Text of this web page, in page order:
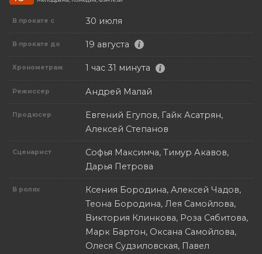
В прокате с 30 июля
В прокате до 19 августа
Хронометраж 1 час 31 минута
Режиссер Андрей Малай
Продюсер
Евгений Егупов, Гайк Асатрян,
Алексей Степанов
Сценарист
Софья Максимча, Тимур Акавов,
Дарья Петрова
В ролях
Ксения Бородина, Алексей Чадов,
Теона Бородина, Лея Самойлова,
Виктория Клинкова, Роза Сябитова,
Марк Бартон, Оксана Самойлова,
Олеся Судзиловская, Павел